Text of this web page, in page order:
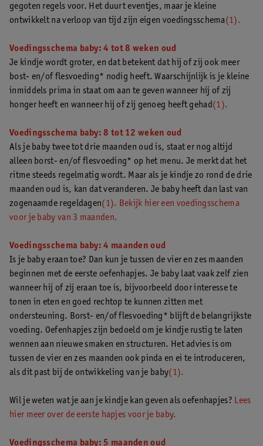
gegoten regels voor. Het duurt eventjes, maar je kleine
ontwikkelt na verloop van tijd zijn eigen voedingsschema(1).
Voedingsschema baby: 4 tot 8 weken oud
Je kindje wordt groter, en dat betekent dat hij of zij ook meer
bost- en/of flesvoeding* nodig heeft. Waarschijnlijk is je kleine
inmiddels prima in staat om aan te geven wanneer hij of zij
honger heeft en wanneer hij of zij genoeg heeft gehad(1).
Voedingsschema baby: 8 tot 12 weken oud
Als je baby twee tot drie maanden oud is, staat er nog altijd
alleen borst- en/of flesvoeding* op het menu. Je merkt dat het
ritme steeds regelmatig wordt. Maar als je kindje zo rond de drie
maanden oud is, kan dat veranderen. Je baby heeft dan last van
zogenaamde regeldagen(1). Bekijk hier een voedingsschema
voor je baby van 3 maanden.
Voedingsschema baby: 4 maanden oud
Is je baby eraan toe? Dan kun je tussen de vier en zes maanden
beginnen met de eerste oefenhapjes. Je baby laat vaak zelf zien
wanneer hij of zij eraan toe is, bijvoorbeeld door interesse te
tonen in eten en goed rechtop te kunnen zitten met
ondersteuning. Borst- en/of flesvoeding* blijft de belangrijkste
voeding. Oefenhapjes zijn bedoeld om je kindje rustig te laten
wennen aan nieuwe smaken en structuren. Het advies is om
tussen de vier en zes maanden ook pinda en ei te introduceren,
als dit past bij de ontwikkeling van je baby(1).
Wil je weten wat je aan je kindje kan geven als oefenhapjes? Lees
hier meer over de eerste hapjes voor je baby.
Voedingsschema baby: 5 maanden oud